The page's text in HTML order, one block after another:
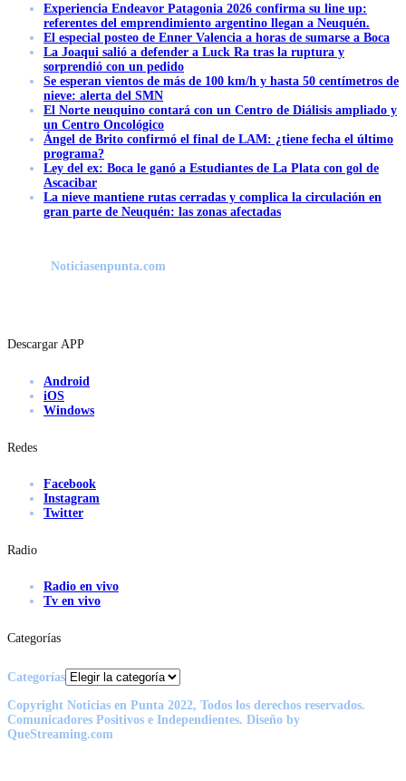
Experiencia Endeavor Patagonia 2026 confirma su line up:
referentes del emprendimiento argentino llegan a Neuquén.
El especial posteo de Enner Valencia a horas de sumarse a Boca
La Joaqui salió a defender a Luck Ra tras la ruptura y
sorprendió con un pedido
Se esperan vientos de más de 100 km/h y hasta 50 centímetros de
nieve: alerta del SMN
El Norte neuquino contará con un Centro de Diálisis ampliado y
un Centro Oncológico
Ángel de Brito confirmó el final de LAM: ¿tiene fecha el último
programa?
Ley del ex: Boca le ganó a Estudiantes de La Plata con gol de
Ascacibar
La nieve mantiene rutas cerradas y complica la circulación en
gran parte de Neuquén: las zonas afectadas
Noticiasenpunta.com
Descargar APP
Android
iOS
Windows
Redes
Facebook
Instagram
Twitter
Radio
Radio en vivo
Tv en vivo
Categorías
Categorías
Copyright Noticias en Punta 2022, Todos los derechos reservados.
Comunicadores Positivos e Independientes. Diseño by
QueStreaming.com